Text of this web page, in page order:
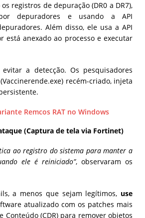
registros de depuração (DR0 a DR7),
depuradores e usando a API
Além disso, ele usa a API
está anexado ao processo e executar
a detecção. Os pesquisadores
recém-criado, injeta
(Captura de tela via Fortinet)
ao registro do sistema para manter a
ele é reiniciado”, observaram os
a menos que sejam legítimos, use
atualizado com os patches mais
Conteúdo (CDR) para remover objetos